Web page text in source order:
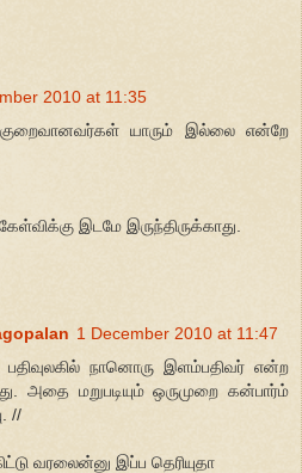
2010 at 11:35
யாரும் இல்லை என்றே
இடமே இருந்திருக்காது.
1 December 2010 at 11:47
நானொரு இளம்பதிவர் என்ற
அதை மறுபடியும் ஒருமுறை கன்பார்ம்
//
வரலைன்னு இப்ப தெரியுதா